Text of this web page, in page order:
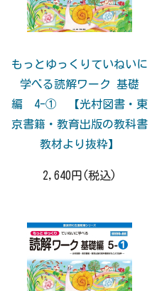
もっとゆっくりていねいに
学べる読解ワーク 基礎
編 4-① 【光村図書・東
京書籍・教育出版の教科書
教材より抜粋】
2,640円(税込)